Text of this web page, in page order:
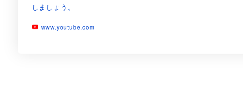
しましょう。
www.youtube.com